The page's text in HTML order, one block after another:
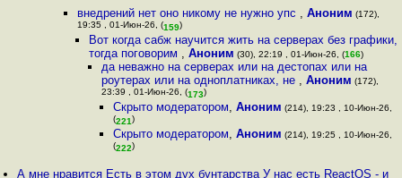
внедрений нет оно никому не нужно упс , Аноним (172),
19:35 , 01-Июн-26, (159)
Вот когда сабж научится жить на серверах без графики,
тогда поговорим ,Аноним (30), 22:19 , 01-Июн-26, (166)
да неважно на серверах или на дестопах или на
роутерах или на одноплатниках, не , Аноним (172),
23:39 , 01-Июн-26, (173)
Скрыто модератором, Аноним (214), 19:23 , 10-Июн-26,
(221)
Скрыто модератором, Аноним (214), 19:25 , 10-Июн-26,
(222)
А мне нравится Есть в этом дух бунтарства У нас есть ReactOS - и